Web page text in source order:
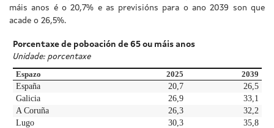
máis anos é o 20,7% e as previsións para o ano 2039 son que
acade o 26,5%.
Porcentaxe de poboación de 65 ou máis anos
Unidade: porcentaxe
Espazo 2025
2039
España
20,7
26,5
Galicia
26,9
33,1
A Coruña
26,3
32,2
Lugo
30,3
35,8